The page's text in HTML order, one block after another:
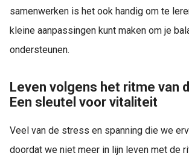
samenwerken is het ook handig om te
kleine aanpassingen kunt maken om je
ondersteunen.
Leven volgens het ritme van
Een sleutel voor vitaliteit
Veel van de stress en spanning die we
doordat we niet meer in lijn leven met de